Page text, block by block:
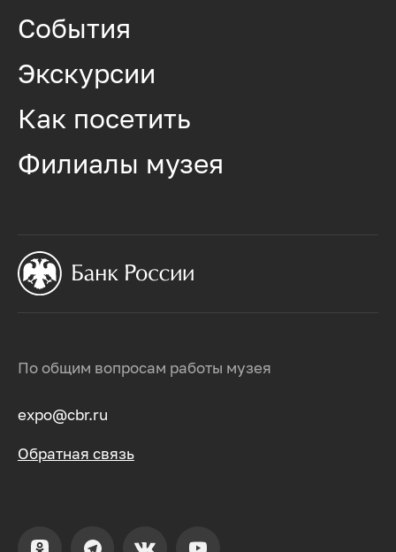
По общим вопросам работы музея
expo@cbr.ru
Обратная связь
События
Экскурсии
Как посетить
Филиалы музея